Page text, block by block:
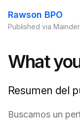
Rawson BPO
Published via Mainder
What
Resumen del
Buscamos un